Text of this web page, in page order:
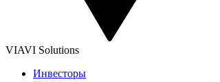
VIAVI Solutions
Инвесторы